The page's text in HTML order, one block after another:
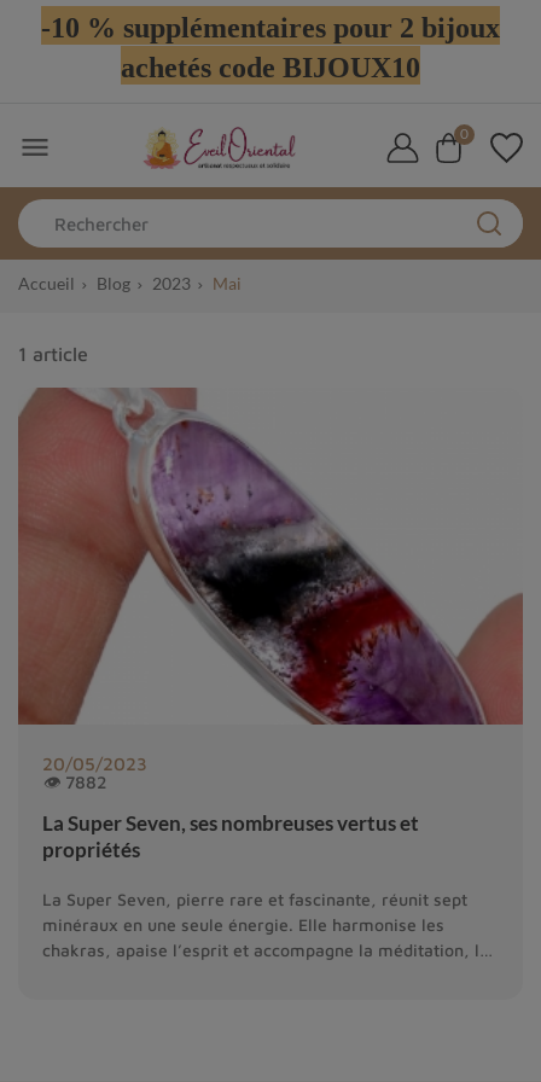
-10 % supplémentaires pour 2 bijoux
achetés code BIJOUX10
 0
Accueil Blog 2023 Mai
1 article
20/05/2023
👁 7882
La Super Seven, ses nombreuses vertus et
propriétés
La Super Seven, pierre rare et fascinante, réunit sept
minéraux en une seule énergie. Elle harmonise les
chakras, apaise l’esprit et accompagne la méditation, le